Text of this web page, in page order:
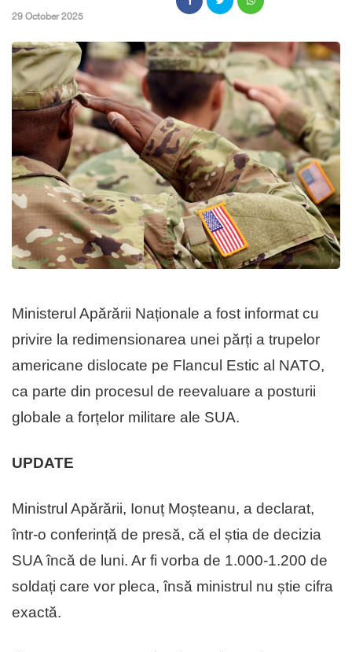
,29 October 2025
Ministerul Apărării Naționale a fost informat cu
privire la redimensionarea unei părți a trupelor
americane dislocate pe Flancul Estic al NATO,
ca parte din procesul de reevaluare a posturii
globale a forțelor militare ale SUA.
UPDATE
Ministrul Apărării, Ionuț Moșteanu, a declarat,
într-o conferință de presă, că el știa de decizia
SUA încă de luni. Ar fi vorba de 1.000-1.200 de
soldați care vor pleca, însă ministrul nu știe cifra
exactă.